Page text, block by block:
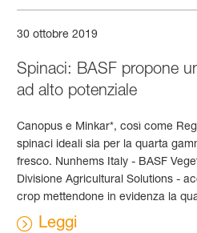
30 ottobre 2019
Spinaci: BASF propone
ad alto potenziale
Canopus e Minkar*, così come
spinaci ideali sia per la quarta
fresco. Nunhems Italy - BASF
Divisione Agricultural Solutions -
crop mettendone in evidenza la
Leggi